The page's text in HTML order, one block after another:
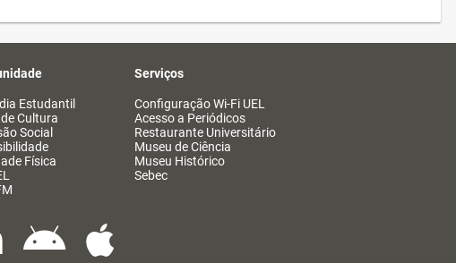
Estudantil
Cultura
Social
Física
Serviços
Configuração Wi-Fi UEL
Acesso a Periódicos
Restaurante Universitário
Museu de Ciência
Museu Histórico
Sebec